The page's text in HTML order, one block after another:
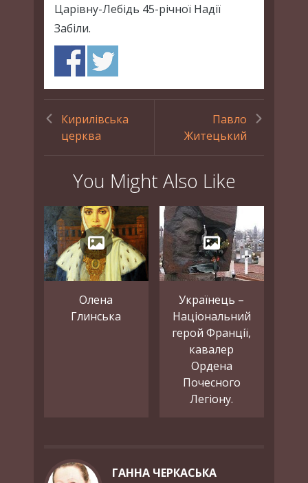
Царівну-Лебідь 45-річної Надії
Забіли.
Кирилівська
церква
Павло
Житецький
You Might Also Like
Олена
Глинська
Українець –
Національний
герой Франції,
кавалер
Ордена
Почесного
Легіону.
ГАННА ЧЕРКАСЬКА